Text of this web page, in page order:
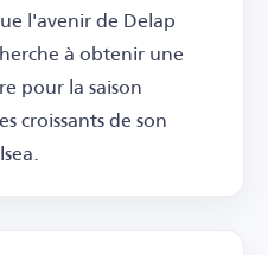
l'avenir de Delap
à obtenir une
pour la saison
croissants de son